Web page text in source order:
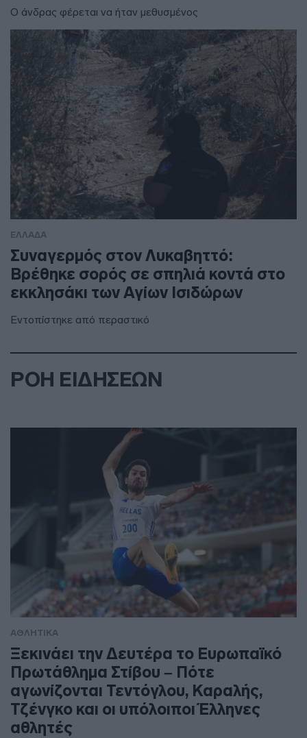
Ο άνδρας φέρεται να ήταν μεθυσμένος
ΕΛΛΑΔΑ
Συναγερμός στον Λυκαβηττό:
Βρέθηκε σορός σε σπηλιά κοντά στο
εκκλησάκι των Αγίων Ισιδώρων
Εντοπίστηκε από περαστικό
ΡΟΗ ΕΙΔΗΣΕΩΝ
ΑΘΛΗΤΙΚΑ
Ξεκινάει την Δευτέρα το Ευρωπαϊκό
Πρωτάθλημα Στίβου – Πότε
αγωνίζονται Τεντόγλου, Καραλής,
Τζένγκο και οι υπόλοιποι Έλληνες
αθλητές